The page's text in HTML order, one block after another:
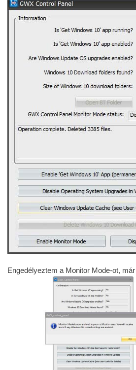
Engedélyeztem a Monitor Mode-ot,